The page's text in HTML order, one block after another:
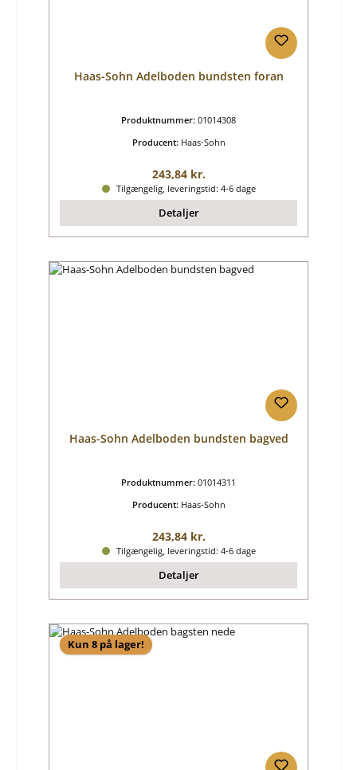
Haas-Sohn Adelboden bundsten foran
Produktnummer: 01014308
Producent: Haas-Sohn
Almindelig pris:
243,84 kr.
Tilgængelig, leveringstid: 4-6 dage
Detaljer
Haas-Sohn Adelboden bundsten bagved
Produktnummer: 01014311
Producent: Haas-Sohn
Almindelig pris:
243,84 kr.
Tilgængelig, leveringstid: 4-6 dage
Detaljer
Kun 8 på lager!